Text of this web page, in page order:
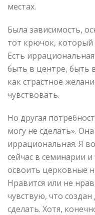
местах.
Была зависимость,
тот крючок, который
Есть
быть в центре, быть
как страстное
чувствовать.
Но другая
могу не сделать».
иррациональная. Я
сейчас в семинарии
освоить церковные
Нравится или не
чувствую, что
сделать. Хотя,